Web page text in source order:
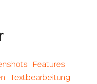
Features
Textbearbeitung